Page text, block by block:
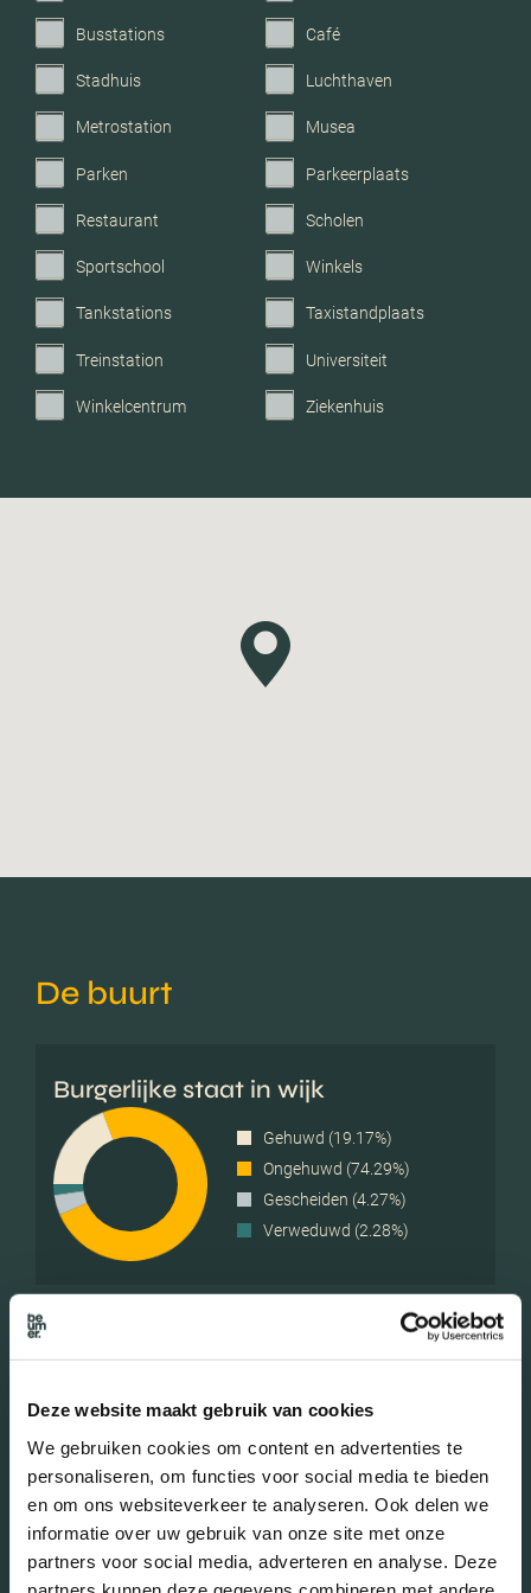
Deze website maakt gebruik van cookies
We gebruiken cookies om content en advertenties te
personaliseren, om functies voor social media te bieden
en om ons websiteverkeer te analyseren. Ook delen we
informatie over uw gebruik van onze site met onze
partners voor social media, adverteren en analyse. Deze
Busstations Café
Stadhuis Luchthaven
Metrostation Musea
Parken Parkeerplaats
Restaurant Scholen
Sportschool Winkels
Tankstations Taxistandplaats
Treinstation Universiteit
Winkelcentrum Ziekenhuis
De buurt
Burgerlijke staat in wijk
Gehuwd (19.17%)
Ongehuwd (74.29%)
Gescheiden (4.27%)
Verweduwd (2.28%)
15 - 25 jaar (18.60%)
25 - 45 jaar (45.16%)
45 - 65 jaar (17.08%)
65+ jaar (6.64%)